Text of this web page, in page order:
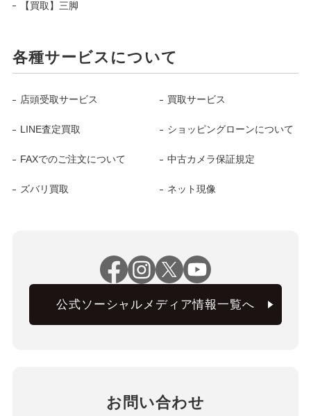
【買取】三脚
各種サービスについて
店頭受取サービス 買取サービス
LINE査定買取 ショッピングローンについて
FAXでのご注文について 中古カメラ保証規定
ズバリ買取 ネット現像
公式ソーシャルメディア情報一覧へ
お問い合わせ